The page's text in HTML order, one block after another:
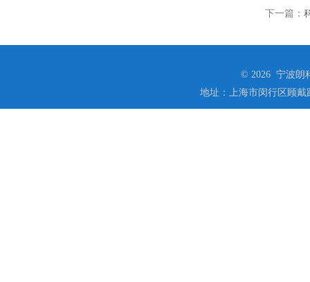
下一篇：
© 2026 宁波朗
地址：上海市闵行区顾